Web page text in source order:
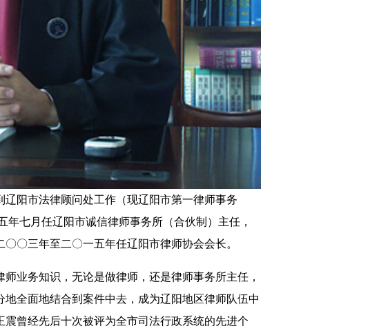
阳市法律顾问处工作（现辽阳市第一律师事务
七月任辽阳市诚信律师事务所（合伙制）主任，
〇〇三年至二〇一五年任辽阳市律师协会会长。
业务知识，无论是做律师，还是律师事务所主任，
全面地结合到案件中去，成为辽阳地区律师队伍中
曾经先后十次被评为全市司法行政系统的先进个